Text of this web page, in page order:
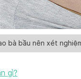
bà bầu nên xét
gì?